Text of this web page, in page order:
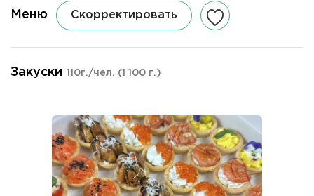
Меню Скорректировать
Закуски 110г./чел. (1 100 г.)